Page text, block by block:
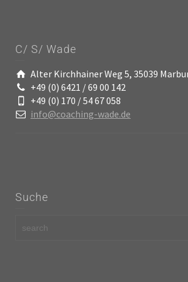
C/ S/ Wade
Alter Kirchhainer Weg 5, 35039
+49 (0) 6421 / 69 00 142
+49 (0) 170 / 54 67 058
info@coaching-wade.de
Suche